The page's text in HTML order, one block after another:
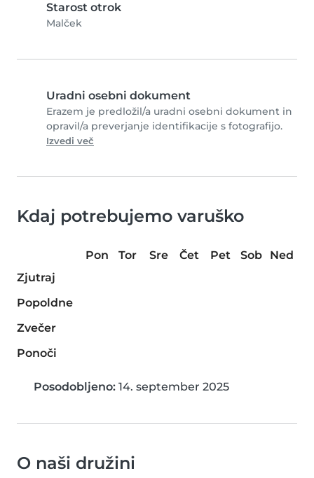
Starost otrok
Malček
Uradni osebni dokument
Erazem je predložil/a uradni osebni dokument in
opravil/a preverjanje identifikacije s fotografijo.
Izvedi več
Kdaj potrebujemo varuško
Pon Tor Sre Čet Pet Sob
Ned
Zjutraj
Popoldne
Zvečer
Ponoči
Posodobljeno: 14. september 2025
O naši družini